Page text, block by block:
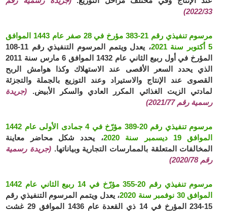
2022/33)
مرسوم تنفيذي رقم 21-383 مؤرخ في 28 صفر عام 1443 الموافق
5 أكتوبر سنة 2021
، يعدل ويتمم المرسوم التنفيذي رقم 11-108
المؤرخ في أول ربيع الثاني عام 1432 الموافق 6 مارس سنة 2011
الذي يحدد السعر الأقصى عند الاستهلاك وكذا هوامش الربح
القصوى عند الإنتاج والاستيراد وعند التوزيع بالجملة والتجزئة
لمادتي الزيت الغذائي المكرر العادي والسكر الأبيض. (جريدة
رسمية رقم 2021/77)
مرسوم تنفيذي رقم 20-389 مؤرّخ في 4 جمادى الأولى عام 1442
الموافق 19 ديسمبر سنة 2020
، يحدد شكل محاضر معاينة
المخالفات المتعلقة بالممارسات التجارية وبياناتها. (جريدة رسمية
رقم 2020/78)
مرسوم تنفيذي رقم 20-355 مؤرّخ في 14 ربيع الثاني عام 1442
الموافق 30 نوفمبر سنة 2020
، يعدل ويتمم المرسوم التنفيذي رقم
15-234 المؤرخ في 14 ذي القعدة عام 1436 الموافق 29 غشت